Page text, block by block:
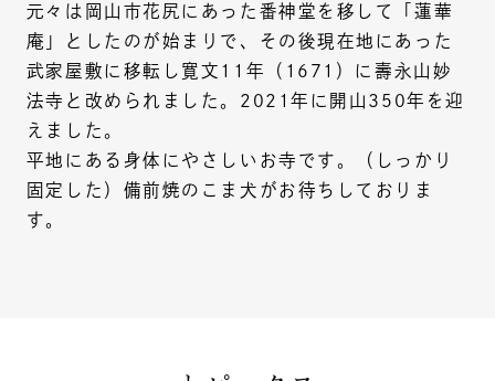
元々は岡山市花尻にあった番神堂を移して「蓮華
庵」としたのが始まりで、その後現在地にあった
武家屋敷に移転し寛文11年（1671）に壽永山妙
法寺と改められました。2021年に開山350年を迎
えました。
平地にある身体にやさしいお寺です。（しっかり
固定した）備前焼のこま犬がお待ちしておりま
す。